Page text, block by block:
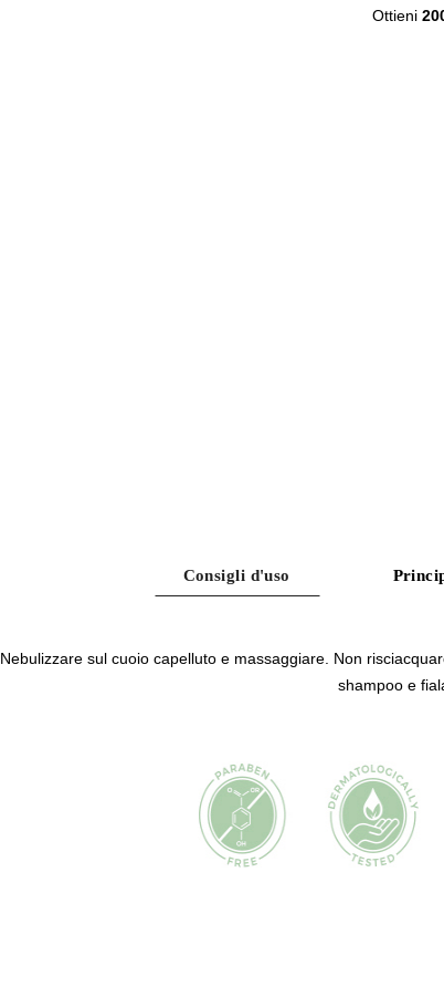
Ottieni
Consigli d'uso
Nebulizzare sul cuoio capelluto e massaggiare. Non
shampoo e